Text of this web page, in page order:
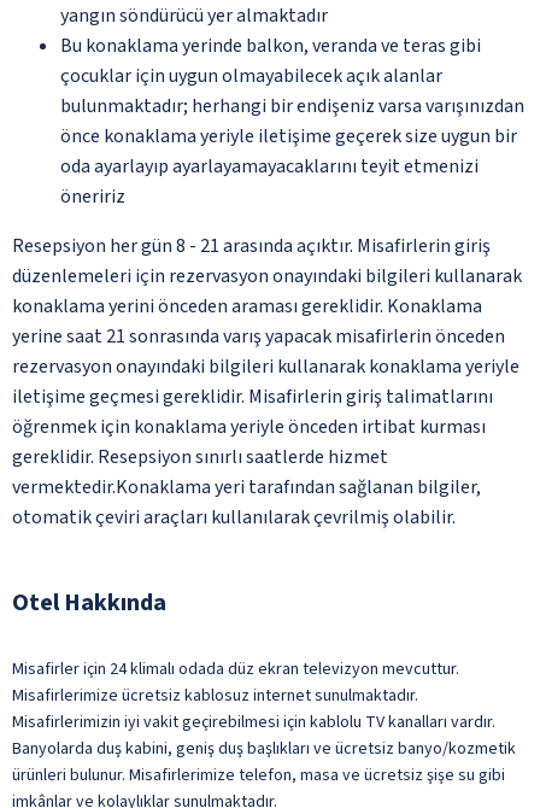
yangın söndürücü yer almaktadır
Bu konaklama yerinde balkon, veranda ve teras gibi
çocuklar için uygun olmayabilecek açık alanlar
bulunmaktadır; herhangi bir endişeniz varsa varışınızdan
önce konaklama yeriyle iletişime geçerek size uygun bir
oda ayarlayıp ayarlayamayacaklarını teyit etmenizi
öneririz
Resepsiyon her gün 8 - 21 arasında açıktır. Misafirlerin giriş
düzenlemeleri için rezervasyon onayındaki bilgileri kullanarak
konaklama yerini önceden araması gereklidir. Konaklama
yerine saat 21 sonrasında varış yapacak misafirlerin önceden
rezervasyon onayındaki bilgileri kullanarak konaklama yeriyle
iletişime geçmesi gereklidir. Misafirlerin giriş talimatlarını
öğrenmek için konaklama yeriyle önceden irtibat kurması
gereklidir. Resepsiyon sınırlı saatlerde hizmet
vermektedir.Konaklama yeri tarafından sağlanan bilgiler,
otomatik çeviri araçları kullanılarak çevrilmiş olabilir.
Otel Hakkında
Misafirler için 24 klimalı odada düz ekran televizyon mevcuttur.
Misafirlerimize ücretsiz kablosuz internet sunulmaktadır.
Misafirlerimizin iyi vakit geçirebilmesi için kablolu TV kanalları vardır.
Banyolarda duş kabini, geniş duş başlıkları ve ücretsiz banyo/kozmetik
ürünleri bulunur. Misafirlerimize telefon, masa ve ücretsiz şişe su gibi
imkânlar ve kolaylıklar sunulmaktadır.